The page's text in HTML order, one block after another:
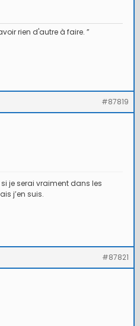
rien d'autre à faire. ”
#87819
si je serai vraiment dans les
j’en suis.
#87821